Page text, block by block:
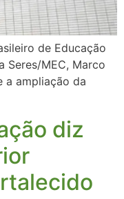
de Educação
Seres/MEC, Marco
a ampliação da
diz